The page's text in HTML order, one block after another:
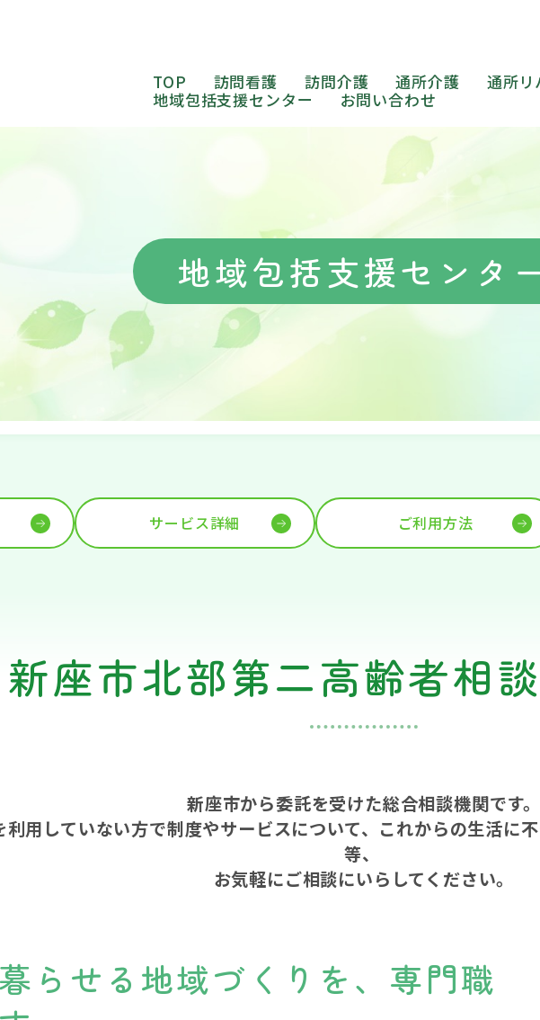
地域包括支援センター
サービス詳細 ご利用方法
新座市北部第二高齢者相
新座市から委託を受けた総合相談機関です。
利用していない方で制度やサービスについて、これからの生活に
等、
お気軽にご相談にいらしてください。
らせる地域づくりを、専門職
TOP 訪問看護 訪問介護 通所介護 通所リ
地域包括支援センター
お問い合わせ